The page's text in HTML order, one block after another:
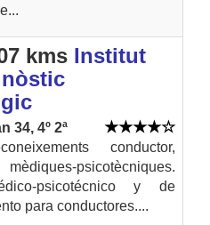
kms Institut
34, 4º 2ª
conductor,
psicotècniques.
psicotécnico y de
para conductores....